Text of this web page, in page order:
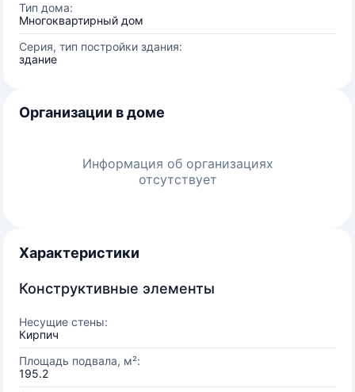
Тип дома:
Многоквартирный дом
Серия, тип постройки здания:
здание
Организации в доме
Информация об организациях
отсутствует
Характеристики
Конструктивные элементы
Несущие стены:
Кирпич
Площадь подвала, м²:
195.2